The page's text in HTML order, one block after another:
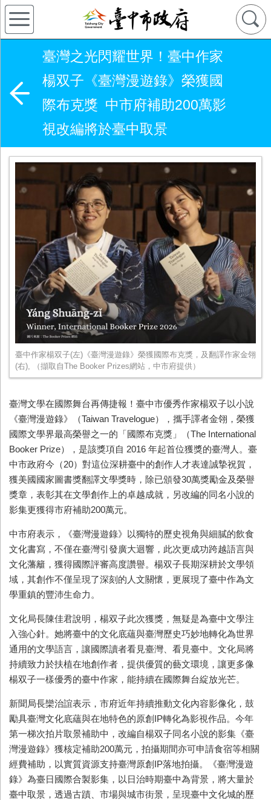
臺灣之光閃耀世界！臺中作家
楊双子《臺灣漫遊錄》榮獲國
際布克獎 中市府補助200萬影
視改編將於臺中取景
臺中作家楊双子(左)《臺灣漫遊錄》榮獲國際布克獎，及翻譯作家金翎
(右), （擷取自The Booker Prizes網站，中市府提供）
臺灣文學在國際舞台再傳捷報！臺中市優秀作家楊双子以小說
《臺灣漫遊錄》（Taiwan Travelogue），攜手譯者金翎，榮獲
國際文學界最高榮譽之一的「國際布克獎」（The International
Booker Prize），是該獎項自 2016 年起首位獲獎的臺灣人。臺
中市政府今（20）對這位深耕臺中的創作人才表達誠摯祝賀，
獲美國國家圖書獎翻譯文學獎時，除已頒發30萬獎勵金及榮譽
獎章，表彰其在文學創作上的卓越成就，另改編的同名小說的
影集更獲得市府補助200萬元。
中市府表示，《臺灣漫遊錄》以獨特的歷史視角與細膩的飲食
文化書寫，不僅在臺灣引發廣大迴響，此次更成功跨越語言與
文化藩籬，獲得國際評審高度讚譽。楊双子長期深耕於文學領
域，其創作不僅呈現了深刻的人文關懷，更展現了臺中作為文
學重鎮的豐沛生命力。
文化局長陳佳君說明，楊双子此次獲獎，無疑是為臺中文學注
入強心針。她將臺中的文化底蘊與臺灣歷史巧妙地轉化為世界
通用的文學語言，讓國際讀者看見臺灣、看見臺中。文化局將
持續致力於扶植在地創作者，提供優質的藝文環境，讓更多像
楊双子一樣優秀的臺中作家，能持續在國際舞台綻放光芒。
新聞局長欒治誼表示，市府近年持續推動文化內容影像化，鼓
勵具臺灣文化底蘊與在地特色的原創 IP轉化為影視作品。今年
第一梯次拍片取景補助中，改編自楊双子同名小說的影集《臺
灣漫遊錄》獲核定補助200萬元，拍攝期間亦可申請食宿等相關
經費補助，以實質資源支持臺灣原創 IP落地拍攝。《臺灣漫遊
錄》為臺日國際合製影集，以日治時期臺中為背景，將大量於
臺中取景，透過古蹟、市場與城市街景，呈現臺中文化城的歷